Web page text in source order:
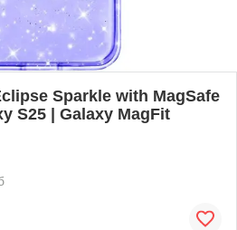
Sparkle with MagSafe
S25 | Galaxy MagFit